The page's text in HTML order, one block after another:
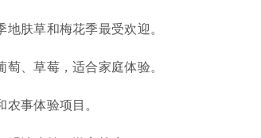
肤草和梅花季最受欢迎。
、草莓，适合家庭体验。
事体验项目。